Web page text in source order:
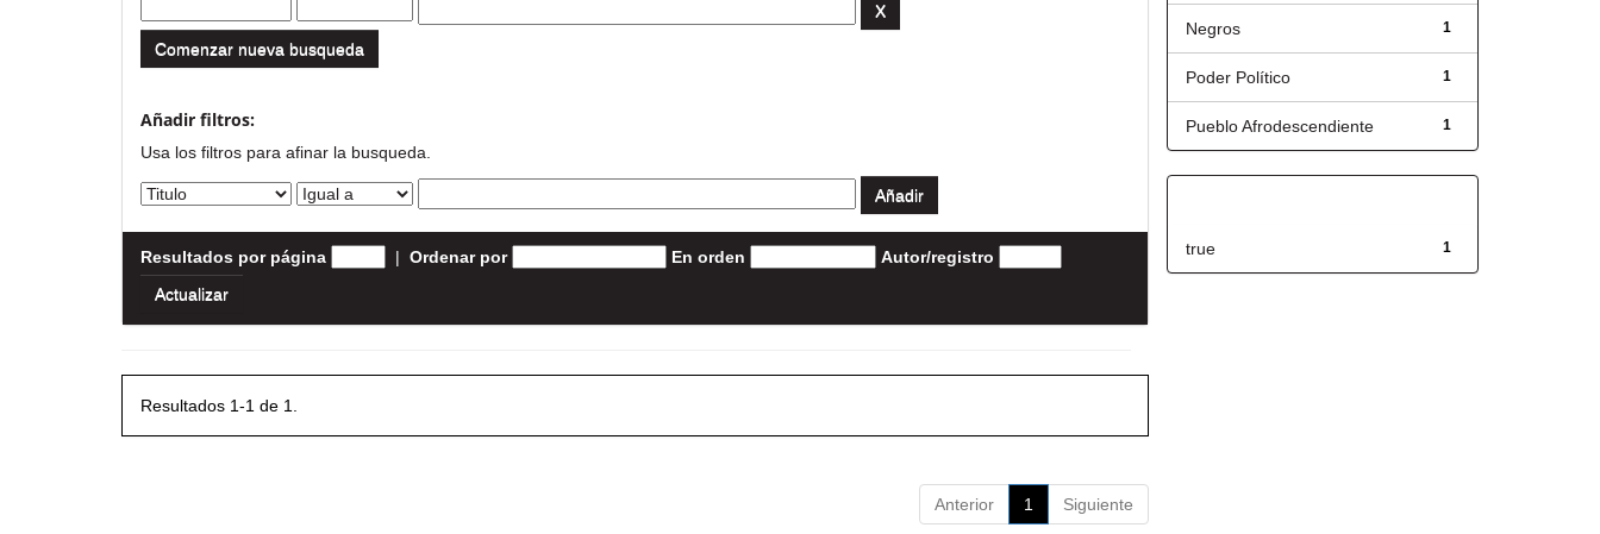
Comenzar nueva busqueda
Añadir filtros:
Usa los filtros para afinar la busqueda.
Resultados por página | Ordenar por En orden Autor/registro
Resultados 1-1 de 1.
Anterior 1 Siguiente
1
Negros
1
Poder Político
1
Pueblo Afrodescendiente
1
true